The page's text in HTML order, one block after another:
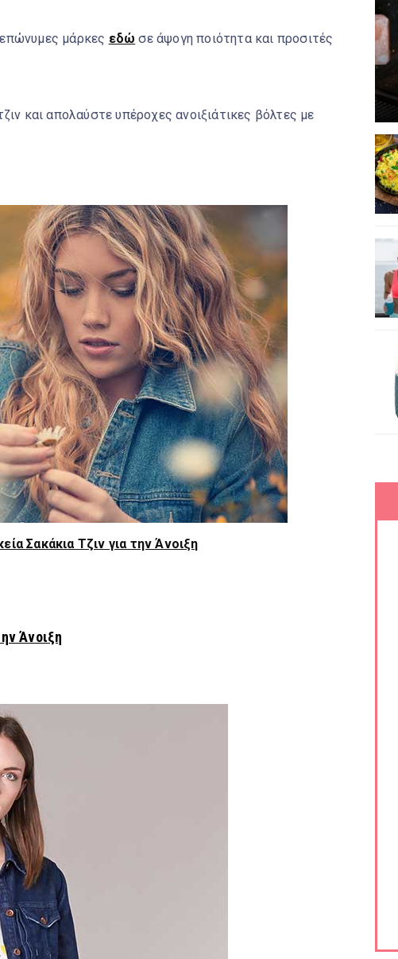
μάρκες εδώ σε άψογη ποιότητα και προσιτές
και απολαύστε υπέροχες ανοιξιάτικες βόλτες με
Σακάκια Τζιν για την Άνοιξη
Άνοιξη